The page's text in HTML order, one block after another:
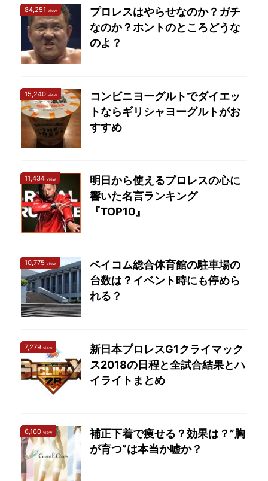
スとNoahの対抗戦で井
上亘とシングルマッチし
たのが印象的だった。 結
果から言ってしまうと
イナルにしてはつまらな
い試合」だったと言わざ
るを得ない。これなら鈴
木みのるをG1に出した方
が ...
84,251 view
プロレスはやらせなのか？ガチ
なのか？ホントのところどうな
のよ？
15,240 view
コンビニヨーグルトでダイエッ
トならギリシャヨーグルトがお
すすめ
11,434 view
明日から使えるプロレスの心に
響いた名言ランキング
『TOP10』
10,775 view
ベイコム総合体育館の駐車場の
台数は？イベント時にも停めら
れる？
7,279 view
新日本プロレスG1クライマック
ス2018の日程と全試合結果とハ
イライトまとめ
6,160 view
補正下着で痩せる？効果は？”胸
が育つ”は本当か嘘か？